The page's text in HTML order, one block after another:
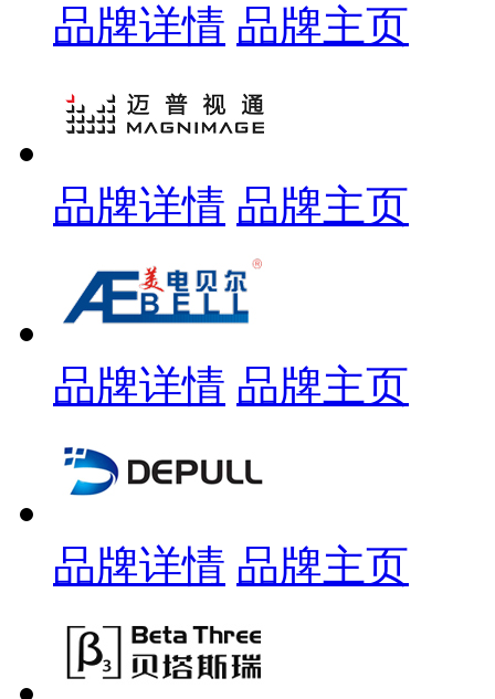
品牌详情 品牌主页
品牌详情 品牌主页
品牌详情 品牌主页
品牌详情 品牌主页